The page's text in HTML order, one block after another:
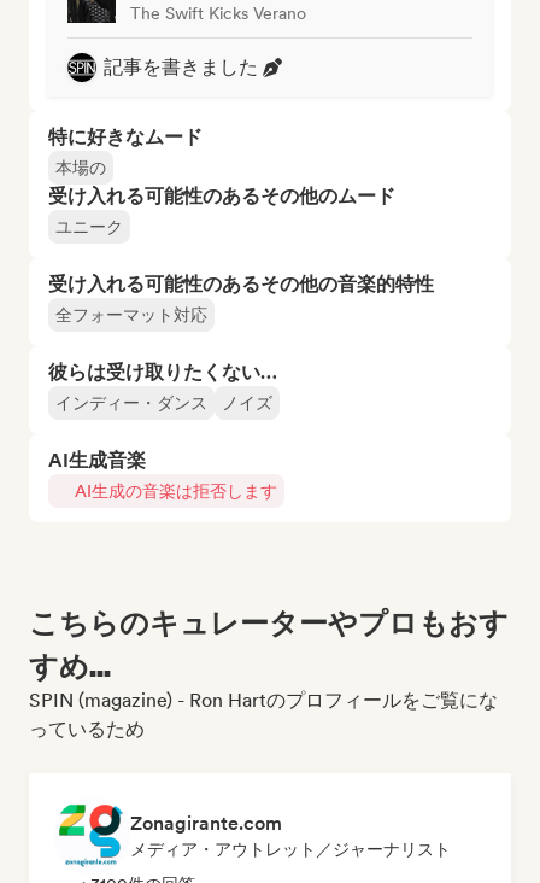
The Swift Kicks Verano
記事を書きました
特に好きなムード
本場の
受け入れる可能性のあるその他のムード
ユニーク
受け入れる可能性のあるその他の音楽的特性
全フォーマット対応
彼らは受け取りたくない…
インディー・ダンス ノイズ
AI生成音楽
AI生成の音楽は拒否します
こちらのキュレーターやプロもおす
すめ...
SPIN (magazine) - Ron Hartのプロフィールをご覧にな
っているため
Zonagirante.com
メディア・アウトレット／ジャーナリスト